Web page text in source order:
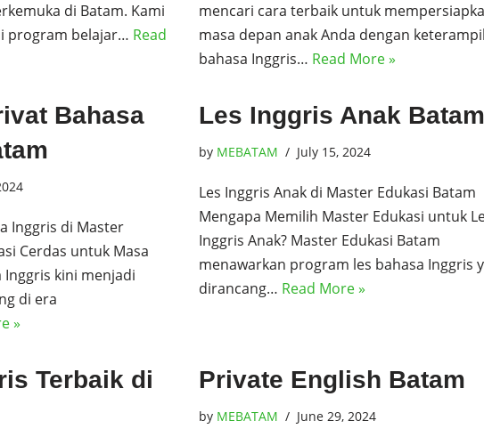
di Batam. Kami
program belajar… Read
mencari cara terbaik untuk
masa depan anak Anda dengan
bahasa Inggris… Read More »
Bahasa
Inggris di Master
Cerdas untuk Masa
Inggris kini menjadi
di era
»
Les Inggris Anak Batam
by MEBATAM July 15, 2024
Les Inggris Anak di Master Edukasi Batam
Mengapa Memilih Master Edukasi untuk
Inggris Anak? Master Edukasi Batam
menawarkan program les bahasa Inggris
dirancang… Read More »
Terbaik di
Private English Batam
by MEBATAM June 29, 2024